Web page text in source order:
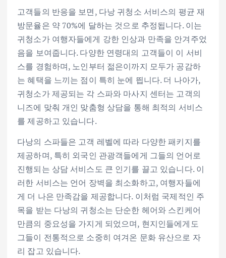
고객들의 반응을 보면, 다낭 귀청소 서비스의 평균 재
방문율은 약 70%에 달하는 것으로 추정됩니다. 이는
귀청소가 여행자들에게 강한 인상과 만족을 안겨주었
음을 보여줍니다. 다양한 연령대의 고객들이 이 서비
스를 경험하며, 노인부터 젊은이까지 모두가 공감하
는 혜택을 느끼는 점이 특히 눈에 띕니다. 더 나아가,
귀청소가 제공되는 각 스파와 마사지 센터는 고객의
니즈에 맞춰 개인 맞춤형 상담을 통해 최적의 서비스
를 제공하고 있습니다.
다낭의 스파들은 고객 레벨에 따라 다양한 패키지를
제공하며, 특히 외국인 관광객들에게 그들의 언어로
진행되는 상담 서비스도 큰 인기를 끌고 있습니다. 이
러한 서비스는 언어 장벽을 최소화하고, 여행자들에
게 더 나은 만족감을 제공합니다. 이처럼 국제적인 주
목을 받는 다낭의 귀청소는 단순한 헤어와 스킨케어
만큼의 중요성을 가지게 되었으며, 현지인들에게도
그들이 전통적으로 소중히 여겨온 문화 유산으로 자
리 잡고 있습니다.